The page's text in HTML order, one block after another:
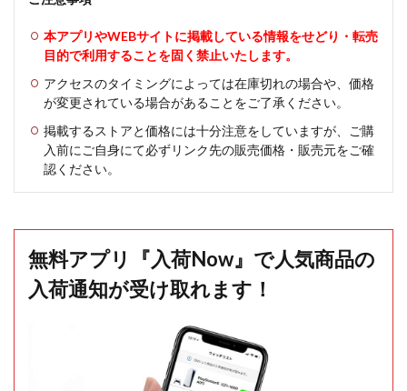
本アプリやWEBサイトに掲載している情報をせどり・転売
目的で利用することを固く禁止いたします。
アクセスのタイミングによっては在庫切れの場合や、価格
が変更されている場合があることをご了承ください。
掲載するストアと価格には十分注意をしていますが、ご購
入前にご自身にて必ずリンク先の販売価格・販売元をご確
認ください。
無料アプリ『入荷Now』で人気商品の
入荷通知が受け取れます！